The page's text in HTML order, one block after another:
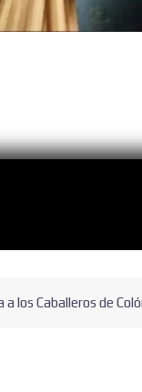
a los Caballeros de